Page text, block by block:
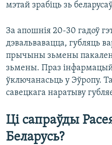
мэтай зрабіць зь
За апошнія 20-30 гадоў
дэвальвавацца, губляць
прычыны зьмены
зьмены. Праз
ўключанасьць у Эўропу.
савецкага наратыву
Ці сапраўды
Беларусь?